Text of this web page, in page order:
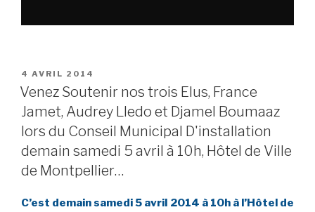
PUBLIÉ
LE
4 AVRIL 2014
Venez Soutenir nos trois Elus, France
Jamet, Audrey Lledo et Djamel Boumaaz
lors du Conseil Municipal D'installation
demain samedi 5 avril à 10h, Hôtel de Ville
de Montpellier…
C’est demain samedi 5 avril 2014 à 10h à l’Hôtel de